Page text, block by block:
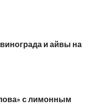
и айвы на
с лимонным